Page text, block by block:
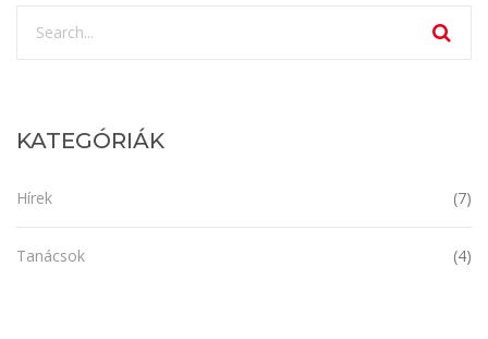
KATEGÓRIÁK
Hírek (7)
Tanácsok (4)